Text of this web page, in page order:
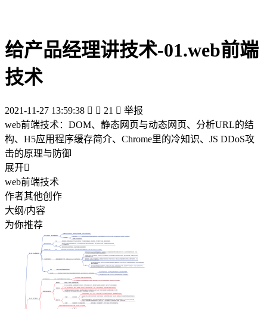
给产品经理讲技术-01.web前端
技术
2021-11-27 13:59:38   21  举报
web前端技术：DOM、静态网页与动态网页、分析URL的结
构、H5应用程序缓存简介、Chrome里的冷知识、JS DDoS攻
击的原理与防御
展开
web前端技术
作者其他创作
大纲/内容
为你推荐